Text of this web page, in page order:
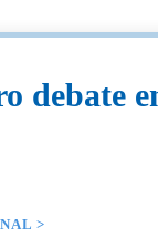
debate
>